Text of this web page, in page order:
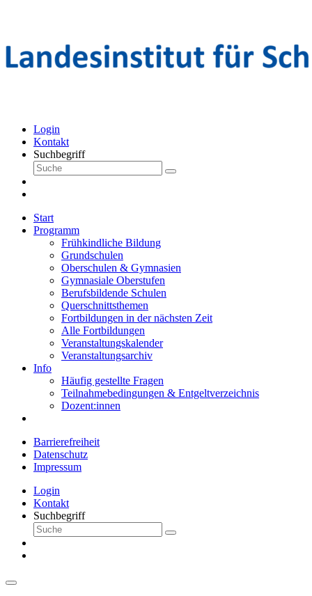
Login
Kontakt
Suchbegriff
Start
Programm
Frühkindliche Bildung
Grundschulen
Oberschulen & Gymnasien
Gymnasiale Oberstufen
Berufsbildende Schulen
Querschnittsthemen
Fortbildungen in der nächsten Zeit
Alle Fortbildungen
Veranstaltungskalender
Veranstaltungsarchiv
Info
Häufig gestellte Fragen
Teilnahmebedingungen & Entgeltverzeichnis
Dozent:innen
Barrierefreiheit
Datenschutz
Impressum
Login
Kontakt
Suchbegriff